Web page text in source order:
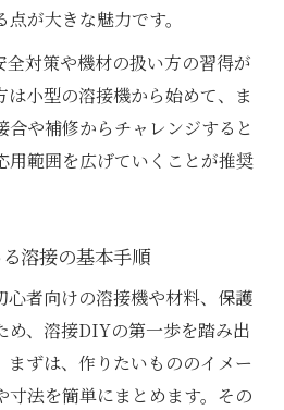
が大きな魅力です。
対策や機材の扱い方の習得が
小型の溶接機から始めて、ま
合や補修からチャレンジすると
用範囲を広げていくことが推奨
溶接の基本手順
心者向けの溶接機や材料、保護
め、溶接DIYの第一歩を踏み出
まずは、作りたいもののイメー
寸法を簡単にまとめます。その